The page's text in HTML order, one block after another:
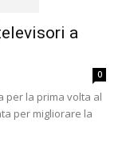
a
0
per la prima volta al
per migliorare la